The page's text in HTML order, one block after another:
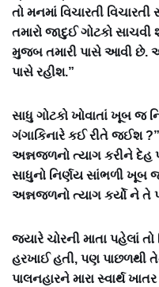
તો મનમાં વિચારતી
તમારો જાદુઈ ગોટકો
મુજબ તમારી પાસે આવી છે.
પાસે રહીશ.”
સાધુ ગોટકો ખોવાતાં ખૂબ જ
ગંગાકિનારે કઈ રીતે જઈશ
અન્નજળનો ત્યાગ કરીને દેહ
સાધુનો નિર્ણય સાંભળી
અન્નજળનો ત્યાગ કર્યો ને તે
જ્યારે ચોરની માતા પહેલાં
હરખાઈ હતી, પણ પાછળથી
પાલનહારને મારા સ્વાર્થ